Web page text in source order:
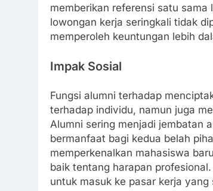
memberikan referensi satu
lowongan kerja seringkali tidak
memperoleh keuntungan lebih
Impak Sosial
Fungsi alumni terhadap
terhadap individu, namun juga
Alumni sering menjadi jembatan
bermanfaat bagi kedua belah
memperkenalkan mahasiswa
baik tentang harapan
untuk masuk ke pasar kerja